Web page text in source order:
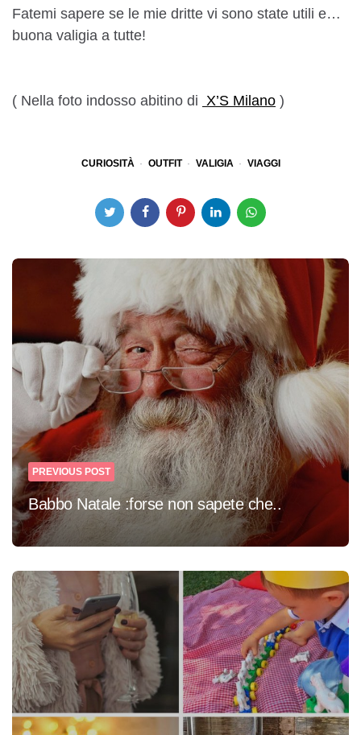
Fatemi sapere se le mie dritte vi sono state utili e…
buona valigia a tutte!
( Nella foto indosso abitino di X’S Milano )
CURIOSITÀ OUTFIT VALIGIA VIAGGI
Post
navigation
PREVIOUS POST
Babbo Natale :forse non sapete che..